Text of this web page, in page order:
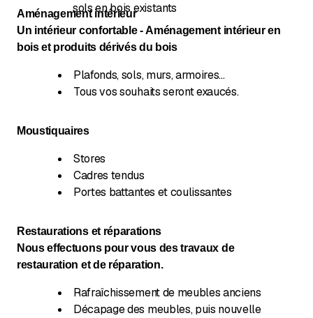
sols en bois existants
Aménagement intérieur
Un intérieur confortable - Aménagement intérieur en
bois et produits dérivés du bois
Plafonds, sols, murs, armoires...
Tous vos souhaits seront exaucés.
Moustiquaires
Stores
Cadres tendus
Portes battantes et coulissantes
Restaurations et réparations
Nous effectuons pour vous des travaux de
restauration et de réparation.
Rafraîchissement de meubles anciens
Décapage des meubles, puis nouvelle